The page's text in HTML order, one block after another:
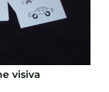
visiva